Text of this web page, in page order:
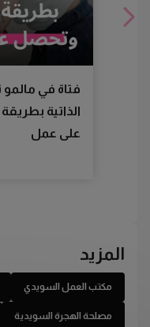
فتاة في
الذاتية
على عمل
المزيد
مكتب العمل السويدي
مصلحة الهجرة السويدية